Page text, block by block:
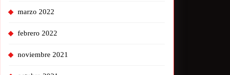
marzo 2022
febrero 2022
noviembre 2021